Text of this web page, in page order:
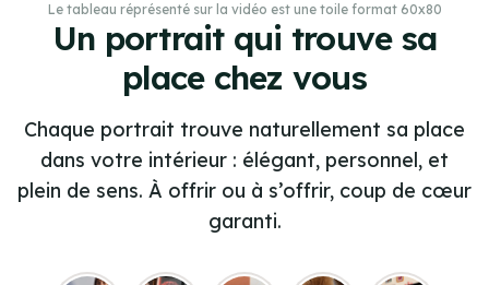
Un portrait qui trouve sa
place chez vous
Chaque portrait trouve naturellement sa place
dans votre intérieur : élégant, personnel, et
plein de sens. À offrir ou à s’offrir, coup de cœur
garanti.
Le tableau réprésenté sur la vidéo est une toile format 60x80